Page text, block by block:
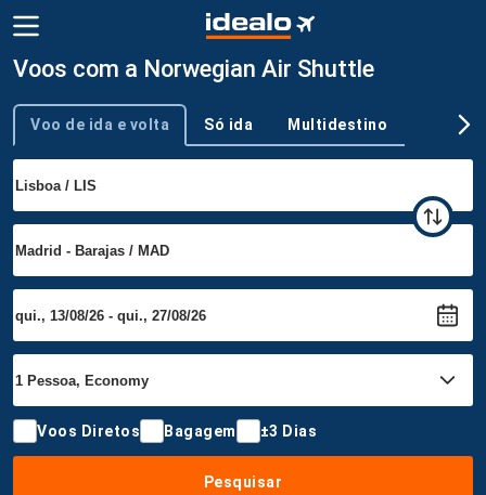
Voos com a Norwegian Air Shuttle
Tipo de viagem
Voo de ida e volta Só ida Multidestino
Voos Diretos Bagagem ±3 Dias
Pesquisar